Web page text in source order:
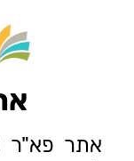
אתר פא"ר